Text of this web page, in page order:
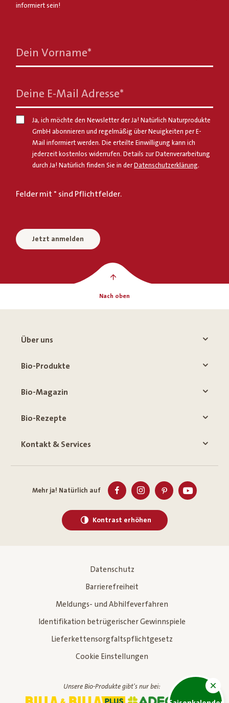
informiert sein!
Dein Vorname*
Deine E-Mail Adresse*
Ja, ich möchte den Newsletter der Ja! Natürlich Naturprodukte
GmbH abonnieren und regelmäßig über Neuigkeiten per E-
Mail informiert werden. Die erteilte Einwilligung kann ich
jederzeit kostenlos widerrufen. Details zur Datenverarbeitung
durch Ja! Natürlich finden Sie in der Datenschutzerklärung.
Felder mit * sind Pflichtfelder.
Jetzt anmelden
Nach oben
Über uns
Bio-Produkte
Bio-Magazin
Bio-Rezepte
Kontakt & Services
Mehr ja! Natürlich auf
Kontrast erhöhen
Datenschutz
Barrierefreiheit
Meldungs- und Abhilfeverfahren
Identifikation betrügerischer Gewinnspiele
Lieferkettensorgfaltspflichtgesetz
Cookie Einstellungen
Unsere Bio-Produkte gibt's nur bei: